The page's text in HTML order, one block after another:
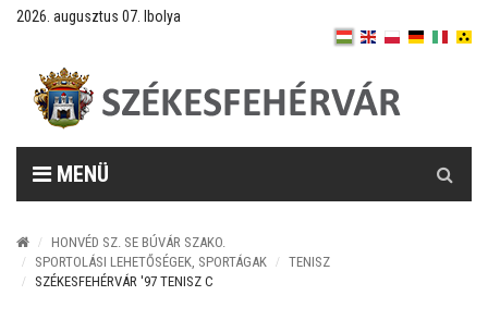
2026. augusztus 07. Ibolya
MENÜ
HONVÉD SZ. SE BÚVÁR SZAKO.
SPORTOLÁSI LEHETŐSÉGEK, SPORTÁGAK
TENISZ
SZÉKESFEHÉRVÁR '97 TENISZ C